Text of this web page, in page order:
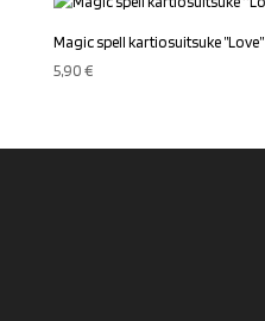
Magic spell kartiosuitsuke ”Love”
5,90€